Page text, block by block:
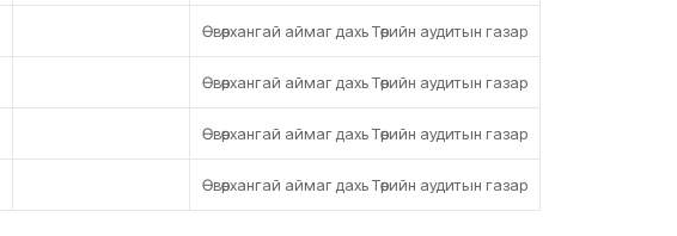
Өвөрхангай аймаг дахь Төрийн аудитын газар
Өвөрхангай аймаг дахь Төрийн аудитын газар
Өвөрхангай аймаг дахь Төрийн аудитын газар
Өвөрхангай аймаг дахь Төрийн аудитын газар